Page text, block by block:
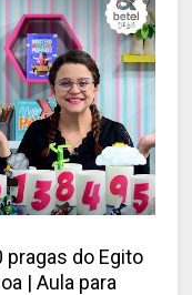
do Egito
| Aula para